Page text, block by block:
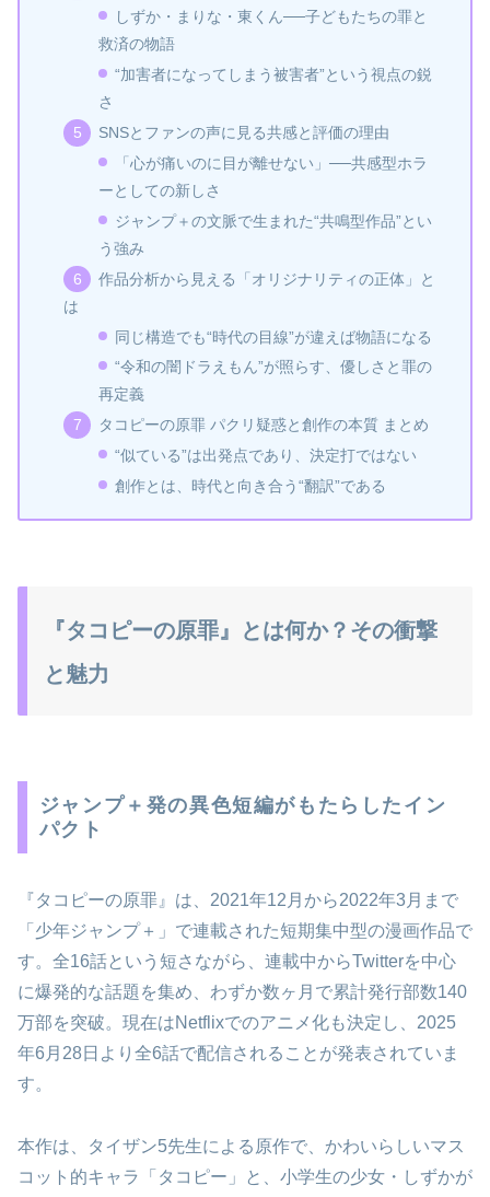
しずか・まりな・東くん──子どもたちの罪と
救済の物語
“加害者になってしまう被害者”という視点の鋭
さ
SNSとファンの声に見る共感と評価の理由
「心が痛いのに目が離せない」──共感型ホラ
ーとしての新しさ
ジャンプ＋の文脈で生まれた“共鳴型作品”とい
う強み
作品分析から見える「オリジナリティの正体」と
は
同じ構造でも“時代の目線”が違えば物語になる
“令和の闇ドラえもん”が照らす、優しさと罪の
再定義
タコピーの原罪 パクリ疑惑と創作の本質 まとめ
“似ている”は出発点であり、決定打ではない
創作とは、時代と向き合う“翻訳”である
『タコピーの原罪』とは何か？その衝撃
と魅力
ジャンプ＋発の異色短編がもたらしたイン
パクト
『タコピーの原罪』は、2021年12月から2022年3月まで
「少年ジャンプ＋」で連載された短期集中型の漫画作品で
す。全16話という短さながら、連載中からTwitterを中心
に爆発的な話題を集め、わずか数ヶ月で累計発行部数140
万部を突破。現在はNetflixでのアニメ化も決定し、2025
年6月28日より全6話で配信されることが発表されていま
す。
本作は、タイザン5先生による原作で、かわいらしいマス
コット的キャラ「タコピー」と、小学生の少女・しずかが